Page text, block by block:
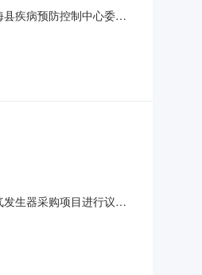
疾病预防控制中心委
采购详见第二部分招标
生器采购项目进行议价
招标过程和成交结果使